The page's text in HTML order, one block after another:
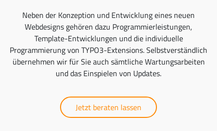
Neben der Konzeption und Entwicklung eines neuen
Webdesigns gehören dazu Programmierleistungen,
Template-Entwicklungen und die individuelle
Programmierung von TYPO3-Extensions. Selbstverständlich
übernehmen wir für Sie auch sämtliche Wartungsarbeiten
und das Einspielen von Updates.
Jetzt beraten lassen